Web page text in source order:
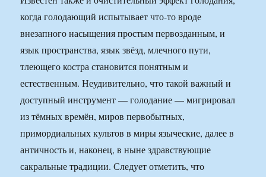
когда голодающий испытывает что-то вроде
внезапного насыщения простым первозданным, и
язык пространства, язык звёзд, млечного пути,
тлеющего костра становится понятным и
естественным. Неудивительно, что такой важный и
доступный инструмент — голодание — мигрировал
из тёмных времён, миров первобытных,
примордиальных культов в миры языческие, далее в
античность и, наконец, в ныне здравствующие
сакральные традиции. Следует отметить, что